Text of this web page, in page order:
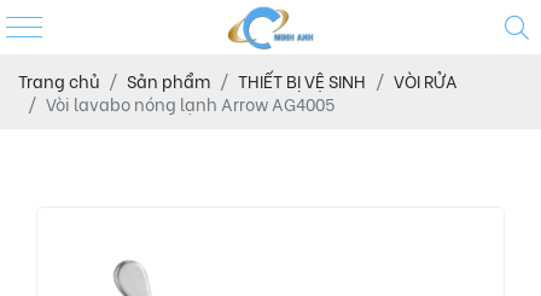
Trang chủ Sản phẩm THIẾT BỊ VỆ SINH
VÒI RỬA
Vòi lavabo nóng lạnh Arrow AG4005